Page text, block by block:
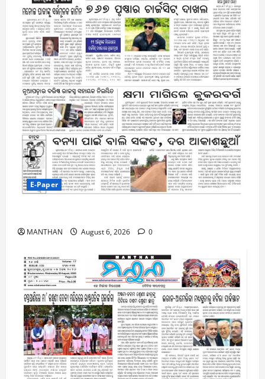
E-Paper
MANTHAN August 6, 2026 0